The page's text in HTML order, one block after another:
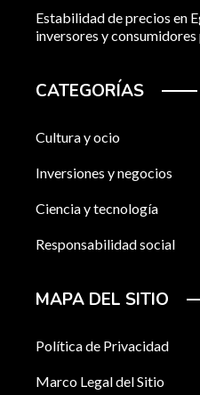
Estabilidad de precios en
inversores y
CATEGORÍAS
Cultura y ocio
Inversiones y negocios
Ciencia y tecnología
Responsabilidad social
MAPA DEL SITIO
Política de Privacidad
Marco Legal del Sitio